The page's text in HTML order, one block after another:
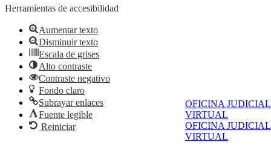
OFICINA JUDICIAL
VIRTUAL
OFICINA JUDICIAL
VIRTUAL
Herramientas de accesibilidad
Aumentar texto
Disminuir texto
Escala de grises
Alto contraste
Contraste negativo
Fondo claro
Subrayar enlaces
Fuente legible
Reiniciar